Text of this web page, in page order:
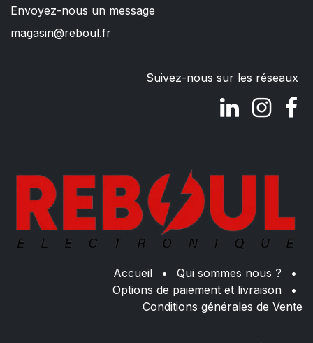
Envoyez-nous un message
magasin@reboul.fr
Suivez-nous sur les réseaux
Accueil • Qui sommes nous ?
•
Options de paiement et livraison
•
Conditions générales de Vente